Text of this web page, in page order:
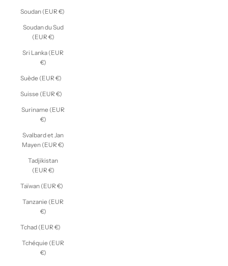
Soudan (EUR €)
Soudan du Sud
(EUR €)
Sri Lanka (EUR
€)
Suède (EUR €)
Suisse (EUR €)
Suriname (EUR
€)
Svalbard et Jan
Mayen (EUR €)
Tadjikistan
(EUR €)
Taïwan (EUR €)
Tanzanie (EUR
€)
Tchad (EUR €)
Tchéquie (EUR
€)